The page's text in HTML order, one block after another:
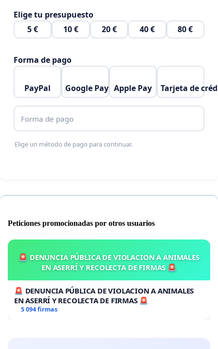
Elige tu presupuesto
5 €
10 € 20 € 40 € 80 €
Forma de pago
PayPal Google Pay Apple Pay Tarjeta de
Forma de pago
Elige un método de pago para continuar.
Peticiones promocionadas por otros usuarios
🚨 DENUNCIA PÚBLICA DE VIOLACION A ANIMALES
EN ASERRÍ Y RECOLECTA DE FIRMAS 🚨
🚨 DENUNCIA PÚBLICA DE VIOLACION A ANIMALES
EN ASERRÍ Y RECOLECTA DE FIRMAS 🚨
5 094 firmas